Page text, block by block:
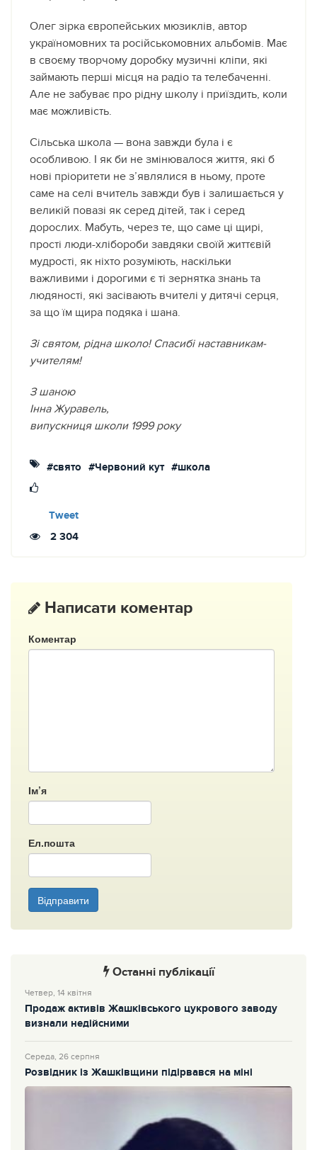
Олег зірка європейських мюзиклів, автор
україномовних та російськомовних альбомів. Має
в своєму творчому доробку музичні кліпи, які
займають перші місця на радіо та телебаченні.
Але не забуває про рідну школу і приїздить, коли
має можливість.
Сільська школа — вона завжди була і є
особливою. І як би не змінювалося життя, які б
нові пріоритети не з’являлися в ньому, проте
саме на селі вчитель завжди був і залишається у
великій повазі як серед дітей, так і серед
дорослих. Мабуть, через те, що саме ці щирі,
прості люди-хлібороби завдяки своїй життєвій
мудрості, як ніхто розуміють, наскільки
важливими і дорогими є ті зернятка знань та
людяності, які засівають вчителі у дитячі серця,
за що їм щира подяка і шана.
Зі святом, рідна школо! Спасибі наставникам-
учителям!
З шаною
Інна Журавель,
випускниця школи 1999 року
#свято #Червоний кут #школа
Tweet
2 304
Написати коментар
Коментар
Ім’я
Ел.пошта
Відправити
Останні публікації
Четвер, 14 квітня
Продаж активів Жашківського цукрового заводу
визнали недійсними
Середа, 26 серпня
Розвідник із Жашківщини підірвався на міні